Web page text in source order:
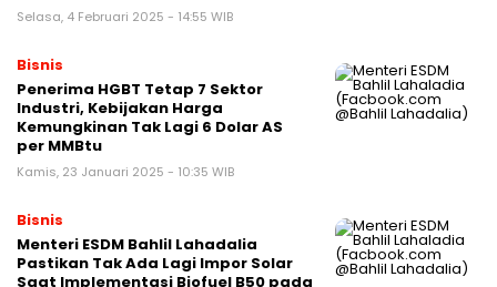
Selasa, 4 Februari 2025 - 14:55 WIB
Bisnis
Penerima HGBT Tetap 7 Sektor
Industri, Kebijakan Harga
Kemungkinan Tak Lagi 6 Dolar AS
per MMBtu
Kamis, 23 Januari 2025 - 10:35 WIB
Bisnis
Menteri ESDM Bahlil Lahadalia
Pastikan Tak Ada Lagi Impor Solar
Saat Implementasi Biofuel B50 pada